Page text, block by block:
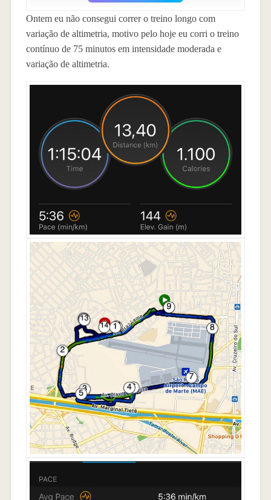
Ontem eu não consegui correr o treino longo com
variação de altimetria, motivo pelo hoje eu corri o treino
contínuo de 75 minutos em intensidade moderada e
variação de altimetria.